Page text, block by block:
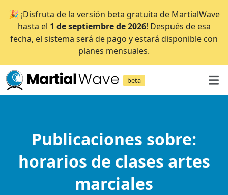
🎉 ¡Disfruta de la versión beta gratuita de MartialWave
hasta el 1 de septiembre de 2026! Después de esa
fecha, el sistema será de pago y estará disponible con
planes mensuales.
beta
Publicaciones sobre:
horarios de clases artes
marciales